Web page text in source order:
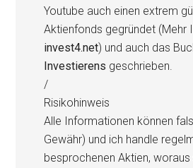
Youtube auch einen extrem
Aktienfonds gegründet (Mehr
invest4.net) und auch das
Investierens geschrieben.
/
Risikohinweis
Alle Informationen können
Gewähr) und ich handle
besprochenen Aktien, woraus